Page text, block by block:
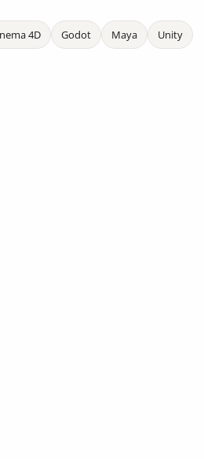
4D Godot Maya
Unity